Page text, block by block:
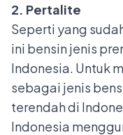
2. Pertalite
Seperti yang
ini bensin jenis
Indonesia. Untuk
sebagai jenis
terendah di
Indonesia